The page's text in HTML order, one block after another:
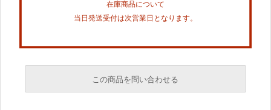
在庫商品について
当日発送受付は次営業日となります。
この商品を問い合わせる